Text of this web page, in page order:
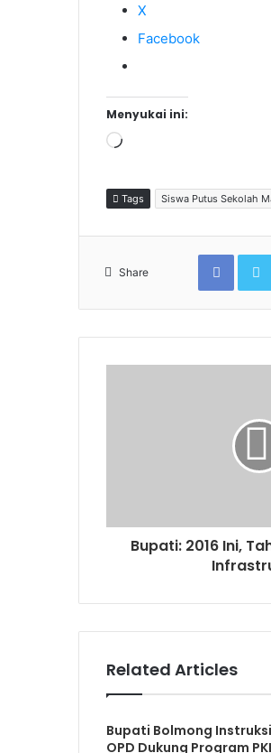
X
Facebook
Menyukai ini:
Memuat...
Tags Siswa Putus Sekolah
Share
Bupati: 2016 Ini,
Related Articles
Bupati Bolmong
OPD Dukung Program